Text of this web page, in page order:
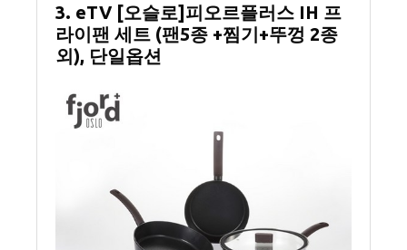
3. eTV [오슬로]피오르플러스 IH 프
라이팬 세트 (팬5종 +찜기+뚜껑 2종
외), 단일옵션